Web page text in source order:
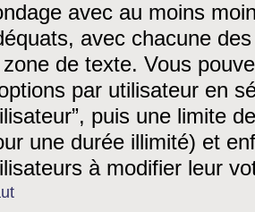
avec au moins
avec chacune
zone de texte. Vous
par utilisateur en
puis une limite
une durée illimité) et
à modifier leur